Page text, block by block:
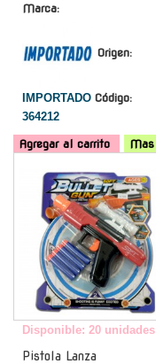
Marca:
Origen:
IMPORTADO Código:
364212
Agregar al carrito Mas
Disponible: 20 unidades
Pistola Lanza